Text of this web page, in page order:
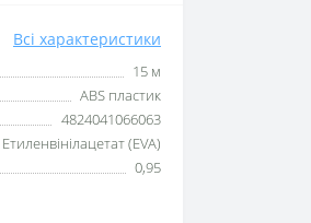
Всі характеристики
15 м
ABS пластик
4824041066063
Етиленвінілацетат (EVA)
0,95